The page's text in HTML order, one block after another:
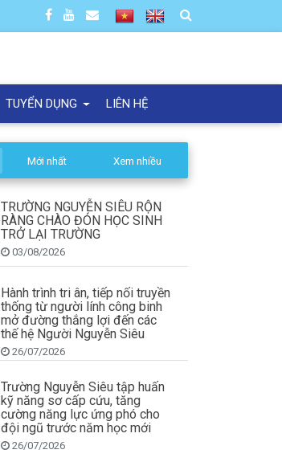
TUYỂN DỤNG LIÊN HỆ
Mới nhất Xem nhiều
TRƯỜNG NGUYỄN SIÊU RỘN
RÀNG CHÀO ĐÓN HỌC SINH
TRỞ LẠI TRƯỜNG
03/08/2026
Hành trình tri ân, tiếp nối truyền
thống từ người lính công binh
mở đường thắng lợi đến các
thế hệ Người Nguyễn Siêu
26/07/2026
Trường Nguyễn Siêu tập huấn
kỹ năng sơ cấp cứu, tăng
cường năng lực ứng phó cho
đội ngũ trước năm học mới
26/07/2026